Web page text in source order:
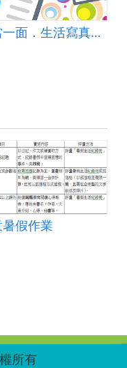
讀當一面．生活寫真．學富五E
假作業
所有